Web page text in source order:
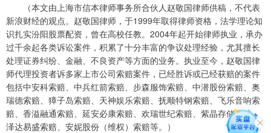
（本文由上海市信本律师事务所合伙人赵敬国律师供稿，不代表
新浪财经的观点。赵敬国律师，于1999年取得律师资格，法学理论知
识扎实汾阳股票配资，曾在高校任教。2004年起开始律师执业，承办
过千余起各类诉讼案件，积累了十分丰富的争议处理经验，尤其擅长
处理证券纠纷、金融、不良资产等方面的业务。执业至今，赵敬国律
师代理投资者诉多家上市公司索赔案件，已经胜诉或已经获赔的案件
包括中安科索赔、中兵红箭索赔、步森服饰索赔、中潜股份索赔、奥
瑞德索赔、獐子岛索赔、天神娱乐索赔、抚顺特钢索赔、飞乐音响索
赔、香溢融通索赔、延安必康索赔、欢瑞世纪索赔、紫晶存储索赔、
泽达易盛索赔、安妮股份（维权）索赔等。）